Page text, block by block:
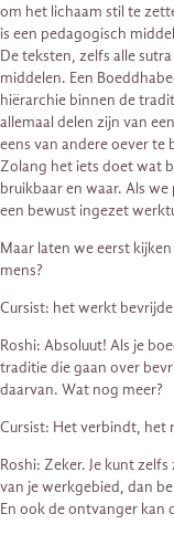
om het lichaam stil te
is een pedagogisch
De teksten, zelfs alle
middelen. Een
hiërarchie binnen de
allemaal delen zijn van
eens van andere oever te
Zolang het iets doet wat
bruikbaar en waar. Als
een bewust ingezet
Maar laten we eerst
mens?
Cursist: het werkt
Roshi: Absoluut! Als je
traditie die gaan over
daarvan. Wat nog meer?
Cursist: Het verbindt, het
Roshi: Zeker. Je kunt
van je werkgebied, dan
En ook de ontvanger kan